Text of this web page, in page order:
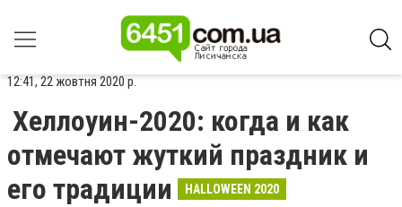
12:41, 22 жовтня 2020 р.
Хеллоуин-2020: когда и как
отмечают жуткий праздник и
его традиции
HALLOWEEN 2020